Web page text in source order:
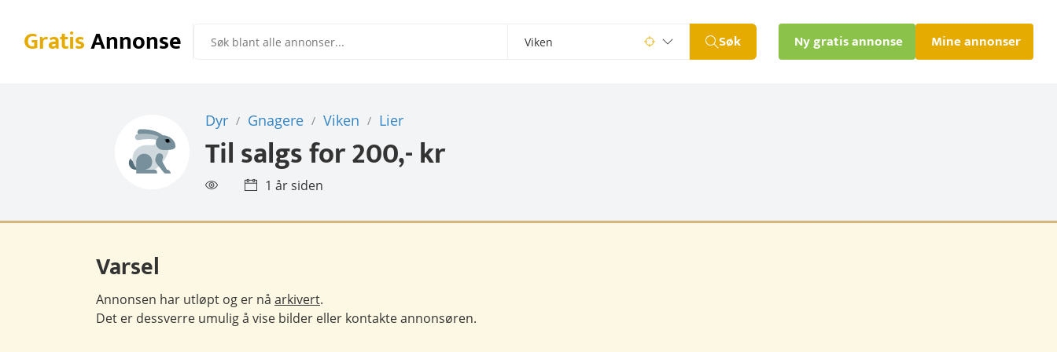
GratisAnnonse Søk Ny gratis annonse Mine annonser
Dyr / Gnagere / Viken / Lier
Til salgs for200,- kr
1 år siden
Varsel
Annonsen har utløpt og er nå arkivert.
Det er dessverre umulig å vise bilder eller kontakte annonsøren.